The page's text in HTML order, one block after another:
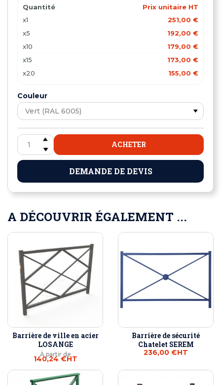
Quantité
Prix unitaire HT
x1
251,00 €
x5
192,00 €
x10
179,00 €
x15
173,00 €
x20
155,00 €
Couleur
ACHETER
DEMANDE DE DEVIS
A DÉCOUVRIR ÉGALEMENT ...
Barrière de ville en acier
LOSANGE
À partir de
140,24 €HT
Barrière de sécurité
Chatelet SEREM
236,00 €HT